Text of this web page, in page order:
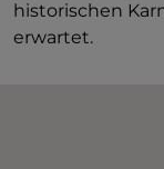
historischen
erwartet.